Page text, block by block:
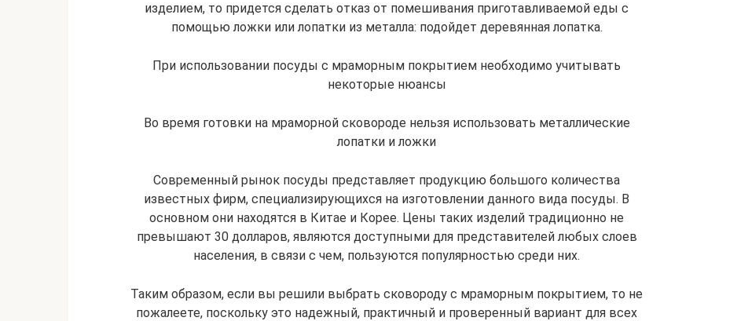
изделием, то придется сделать отказ от помешивания приготавливаемой еды с
помощью ложки или лопатки из металла: подойдет деревянная лопатка.
При использовании посуды с мраморным покрытием необходимо учитывать
некоторые нюансы
Во время готовки на мраморной сковороде нельзя использовать металлические
лопатки и ложки
Современный рынок посуды представляет продукцию большого количества
известных фирм, специализирующихся на изготовлении данного вида посуды. В
основном они находятся в Китае и Корее. Цены таких изделий традиционно не
превышают 30 долларов, являются доступными для представителей любых слоев
населения, в связи с чем, пользуются популярностью среди них.
Таким образом, если вы решили выбрать сковороду с мраморным покрытием, то не
пожалеете, поскольку это надежный, практичный и проверенный вариант для всех